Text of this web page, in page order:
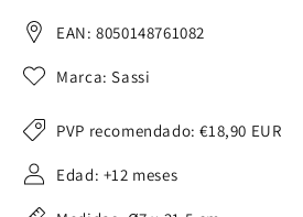
EAN: 8050148761082
Marca: Sassi
PVP recomendado:€18,90 EUR
Edad: +12 meses